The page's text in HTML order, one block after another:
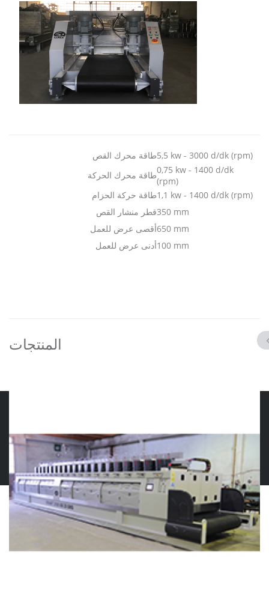
طاقة محرك القص5,5 kw - 3000 d/dk (rpm)
طاقة محرك الحركة0,75 kw - 1400 d/dk
(rpm)
طاقة حركة الحزام1,1 kw - 1400 d/dk (rpm)
قطر منشار القص350 mm
أقصى عرض للعمل650 mm
أدنى عرض للعمل100 mm
المنتجات
© 2019 GMS MERMER MAKINELERI
Contact